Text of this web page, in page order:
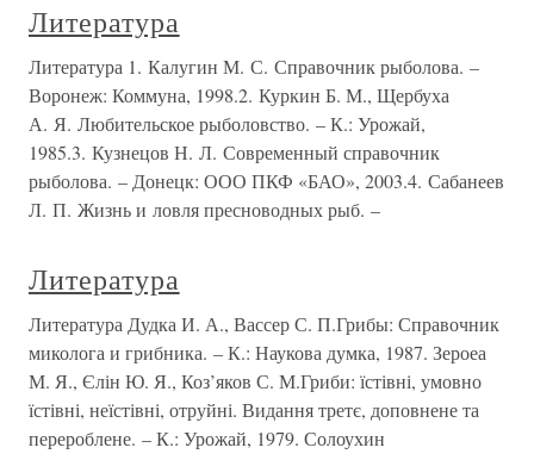
Литература
Литература 1. Калугин М. С. Справочник рыболова. –
Воронеж: Коммуна, 1998.2. Куркин Б. М., Щербуха
А. Я. Любительское рыболовство. – К.: Урожай,
1985.3. Кузнецов Н. Л. Современный справочник
рыболова. – Донецк: ООО ПКФ «БАО», 2003.4. Сабанеев
Л. П. Жизнь и ловля пресноводных рыб. –
Литература
Литература Дудка И. А., Вассер С. П.Грибы: Справочник
миколога и грибника. – К.: Наукова думка, 1987. Зероеа
М. Я., Єлін Ю. Я., Коз’яков С. М.Гриби: їстівні, умовно
їстівні, неїстівні, отруйні. Видання третє, доповнене та
перероблене. – К.: Урожай, 1979. Солоухин